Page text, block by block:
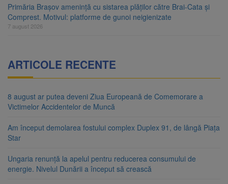
Primăria Brașov amenință cu sistarea plăților către Brai-Cata și
Comprest. Motivul: platforme de gunoi neigienizate
7 august 2026
ARTICOLE RECENTE
8 august ar putea deveni Ziua Europeană de Comemorare a
Victimelor Accidentelor de Muncă
Am început demolarea fostului complex Duplex 91, de lângă Piața
Star
Ungaria renunță la apelul pentru reducerea consumului de
energie. Nivelul Dunării a început să crească